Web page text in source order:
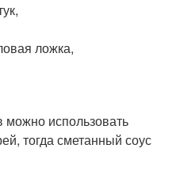
ложка,
использовать
тогда сметанный соус